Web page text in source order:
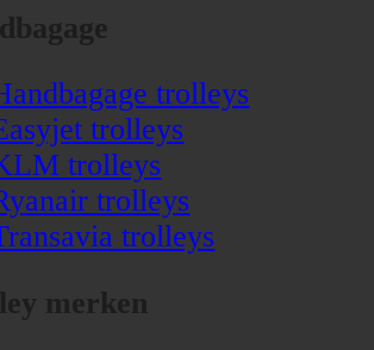
trolleys
trolleys
trolleys
trolleys
trolleys
merken